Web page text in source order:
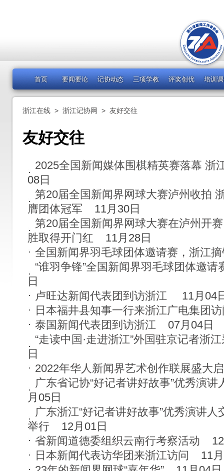
首页 要闻要论 记协动态 三项学教 评奖创优 培训
浙江在线 > 浙江记协网 > 友好交往
友好交往
2025全国新闻媒体围棋精英赛落幕 浙
08日
第20届全国新闻界网球大赛泸州收拍
膺团体冠军
11月30日
第20届全国新闻界网球大赛在泸州开
胜取得开门红
11月28日
全国新闻界羽毛球团体邀请赛，浙江
“谁羽争锋”全国新闻界羽毛球团体邀请
日
卢旺达新闻代表团到访浙江
11月04
日本福井县知事一行来浙江广电集团
泰国新闻代表团到访浙江
07月04日
“走读中国·走进浙江”外国驻京记者浙
日
2022年华人新闻界艺术创作联展盛大
广东省记协“好记者讲好故事”优秀演
月05日
广东浙江“好记者讲好故事”优秀演讲
举行
12月01日
省新闻道德委组织云南行考察活动
日本新闻代表访华团来浙江访问
11